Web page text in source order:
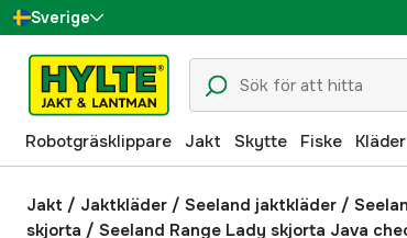
Sverige
Danmark
Suomi
Norge
Deutschland
Robotgräsklippare Jakt Skytte Fiske
Jakt / Jaktkläder / Seeland jaktkläder /
skjorta / Seeland Range Lady skjorta Java